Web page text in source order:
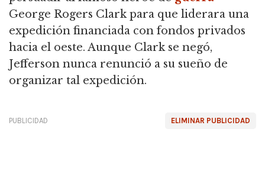
George Rogers Clark para que liderara una
expedición financiada con fondos privados
hacia el oeste. Aunque Clark se negó,
Jefferson nunca renunció a su sueño de
organizar tal expedición.
ELIMINAR PUBLICIDAD
PUBLICIDAD